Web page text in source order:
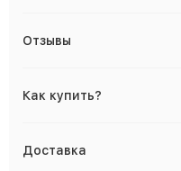
Отзывы
Как купить?
Доставка